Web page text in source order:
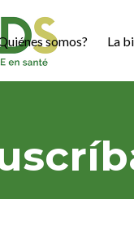
somos? La